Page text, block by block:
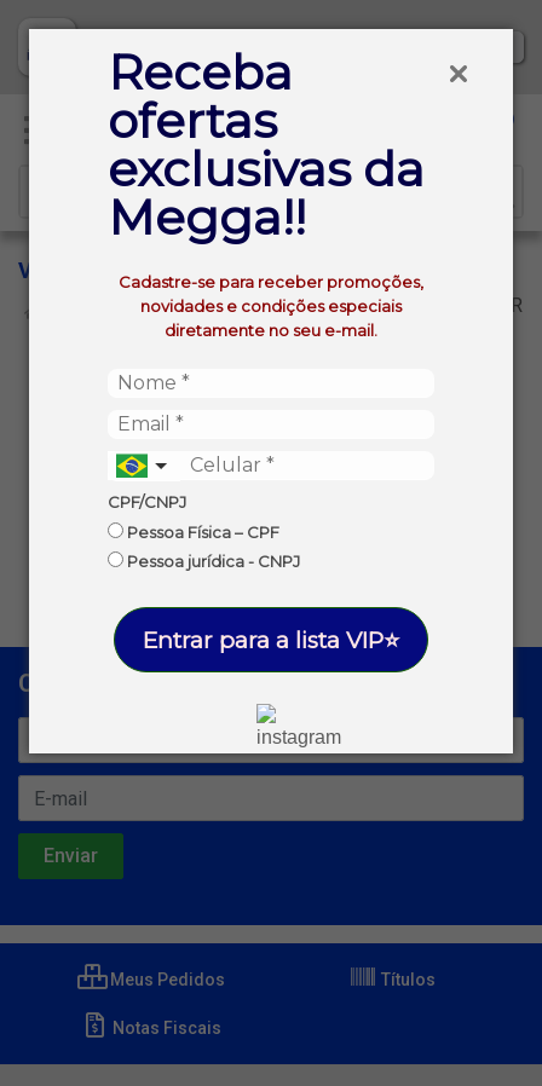
Receba
ofertas
exclusivas da
Megga!!
Cadastre-se para receber promoções,
novidades e condições especiais
diretamente no seu e-mail.
CPF/CNPJ
Pessoa Física – CPF
Pessoa jurídica - CNPJ
Entrar para a lista VIP⭐
VISCONTI
VOLTAR
VISCONTI
Não foram encontrados produtos
com os filtros aplicados
Remova ou ajuste os filtros para continuar
Cadastre-se para receber nossas ofertas!
Meus Pedidos Títulos
Notas Fiscais